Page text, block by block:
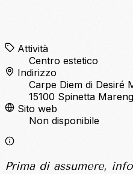
Attività
Centro estetico
Indirizzo
Carpe Diem di Desiré
15100 Spinetta
Sito web
Non disponibile
Prima di assumere,